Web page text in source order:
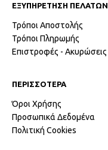
ΕΞΥΠΗΡΕΤΗΣΗ ΠΕΛΑΤΩΝ
Τρόποι Αποστολής
Τρόποι Πληρωμής
Επιστροφές - Ακυρώσεις
ΠΕΡΙΣΣΟΤΕΡΑ
Όροι Χρήσης
Προσωπικά Δεδομένα
Πολιτική Cookies